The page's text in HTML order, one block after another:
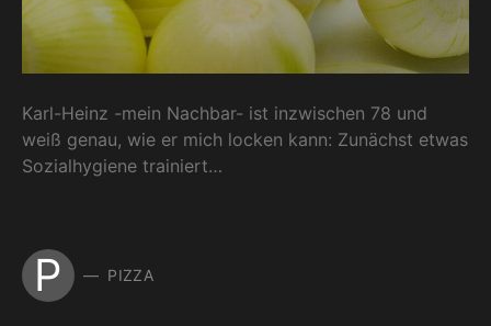
Karl-Heinz -mein Nachbar- ist inzwischen 78 und
weiß genau, wie er mich locken kann: Zunächst etwas
Sozialhygiene trainiert…
P PIZZA